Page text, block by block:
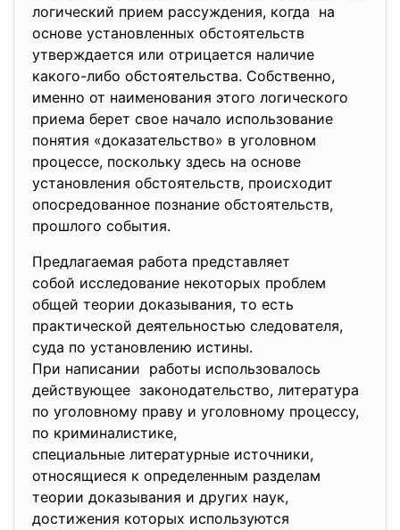
логический прием рассуждения, когда на
основе установленных обстоятельств
утверждается или отрицается наличие
какого-либо обстоятельства. Собственно,
именно от наименования этого логического
приема берет свое начало использование
понятия «доказательство» в уголовном
процессе, поскольку здесь на основе
установления обстоятельств, происходит
опосредованное познание обстоятельств,
прошлого события.
Предлагаемая работа представляет
собой исследование некоторых проблем
общей теории доказывания, то есть
практической деятельностью следователя,
суда по установлению истины.
При написании работы использовалось
действующее законодательство, литература
по уголовному праву и уголовному процессу,
по криминалистике,
специальные литературные источники,
относящиеся к определенным разделам
теории доказывания и других наук,
достижения которых используются